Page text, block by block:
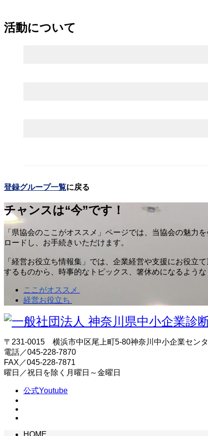
活動について
登録グループ一覧に戻る
チャンスは“今”です！
「県協会のここがオススメ」ページでは、当協会の魅力
ロードし、お手続きいただけます。
「経営お役立ち情報集」では、企業経営や支援にお役立
するものから、時事的なトピックス、箸休めになるような
ここがオススメ
経営お役立ち
〒231-0015 横浜市中区尾上町5-80神奈川中小企業セン
電話／045-228-7870
FAX／045-228-7871
曜日／祝日を除く月曜日～金曜日
公式Youtube
HOME